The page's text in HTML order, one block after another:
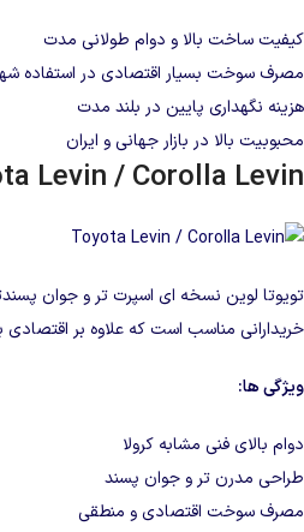
کیفیت ساخت بالا و دوام طولانی‌ مدت
مصرف سوخت بسیار اقتصادی در استفاده
هزینه نگهداری پایین در بلند مدت
محبوبیت بالا در بازار جهانی و ایران
Levin / Corolla Levin
تویوتا لوین نسخه‌ ای اسپرت‌ تر و جوان‌
خریدارانی مناسب است که علاوه بر
ویژگی‌ ها:
دوام بالای فنی مشابه کرولا
طراحی مدرن‌ تر و جوان‌ پسند
مصرف سوخت اقتصادی و منطقی